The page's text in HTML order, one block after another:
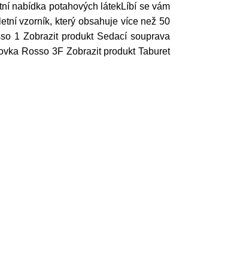
nabídka potahových látekLíbí se vám
vzorník, který obsahuje více než 50
1 Zobrazit produkt Sedací souprava
Rosso 3F Zobrazit produkt Taburet